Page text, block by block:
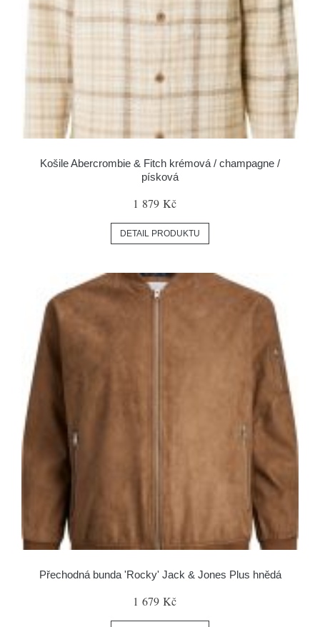
Košile Abercrombie & Fitch krémová / champagne /
písková
1 879 Kč
DETAIL PRODUKTU
Přechodná bunda 'Rocky' Jack & Jones Plus hnědá
1 679 Kč